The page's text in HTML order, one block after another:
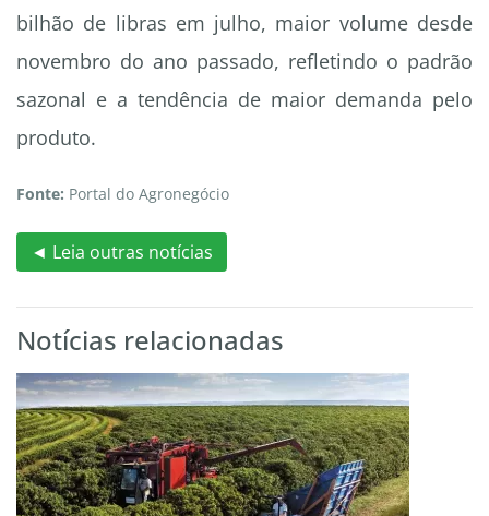
bilhão de libras em julho, maior volume desde
novembro do ano passado, refletindo o padrão
sazonal e a tendência de maior demanda pelo
produto.
Fonte: Portal do Agronegócio
◄ Leia outras notícias
Notícias relacionadas